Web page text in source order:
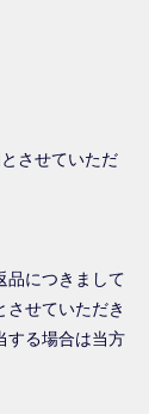
させていただ
品につきまして
させていただき
する場合は当方